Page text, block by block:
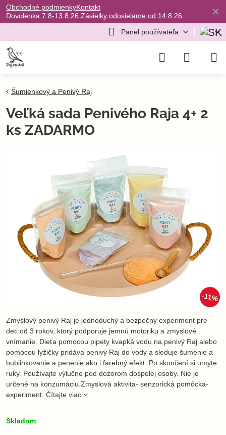
✕
Obchodné podmienkyKontakt
Dovolenka 7.8-13.8.26 Zásielky odosielame od 14.8.26
Panel používateľa
11%
Šumienkový a Penivý Raj
Veľká sada Penivého Raja 4+ 2
ks ZADARMO
Zmyslový penivý Raj je jednoduchý a bezpečný experiment pre
deti od 3 rokov, ktorý podporuje jemnú motoriku a zmyslové
vnímanie. Dieťa pomocou pipety kvapká vodu na penivý Raj alebo
pomocou lyžičky pridáva penivý Raj do vody a sleduje šumenie a
bublinkovanie a penenie ako i farebný efekt. Po skončení si umyte
ruky. Používajte výlučne pod dozorom dospelej osoby. Nie je
určené na konzumáciu.Zmyslová aktivita- senzorická pomôcka-
experiment. Čítajte viac
Skladom